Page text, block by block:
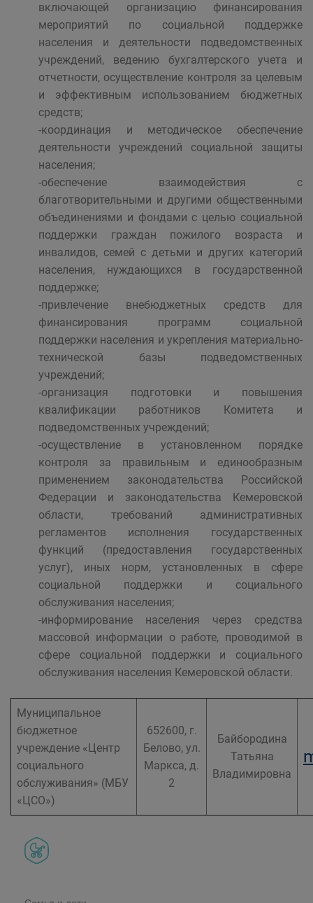
включающей организацию финансирования
мероприятий по социальной поддержке
населения и деятельности подведомственных
учреждений, ведению бухгалтерского учета и
отчетности, осуществление контроля за целевым
и эффективным использованием бюджетных
средств;
-координация и методическое обеспечение
деятельности учреждений социальной защиты
населения;
-обеспечение взаимодействия с
благотворительными и другими общественными
объединениями и фондами с целью социальной
поддержки граждан пожилого возраста и
инвалидов, семей с детьми и других категорий
населения, нуждающихся в государственной
поддержке;
-привлечение внебюджетных средств для
финансирования программ социальной
поддержки населения и укрепления материально-
технической базы подведомственных
учреждений;
-организация подготовки и повышения
квалификации работников Комитета и
подведомственных учреждений;
-осуществление в установленном порядке
контроля за правильным и единообразным
применением законодательства Российской
Федерации и законодательства Кемеровской
области, требований административных
регламентов исполнения государственных
функций (предоставления государственных
услуг), иных норм, установленных в сфере
социальной поддержки и социального
обслуживания населения;
-информирование населения через средства
массовой информации о работе, проводимой в
сфере социальной поддержки и социального
обслуживания населения Кемеровской области.
Муниципальное
бюджетное
учреждение «Центр
социального
обслуживания» (МБУ
«ЦСО»)
652600, г.
Белово, ул.
Маркса, д.
2
Байбородина
Татьяна
Владимировна